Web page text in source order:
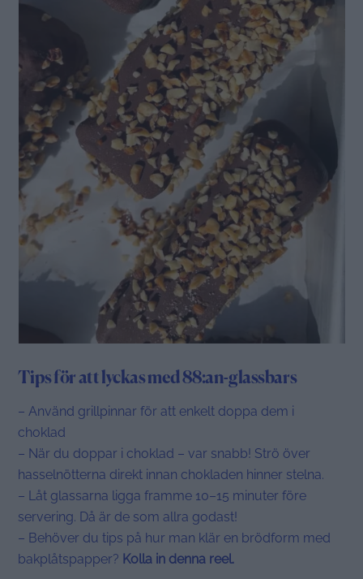
Tips för att lyckas med 88:an-glassbars
– Använd grillpinnar för att enkelt doppa dem i
choklad
– När du doppar i choklad – var snabb! Strö över
hasselnötterna direkt innan chokladen hinner stelna.
– Låt glassarna ligga framme 10–15 minuter före
servering. Då är de som allra godast!
– Behöver du tips på hur man klär en brödform med
bakplåtspapper? Kolla in denna reel.